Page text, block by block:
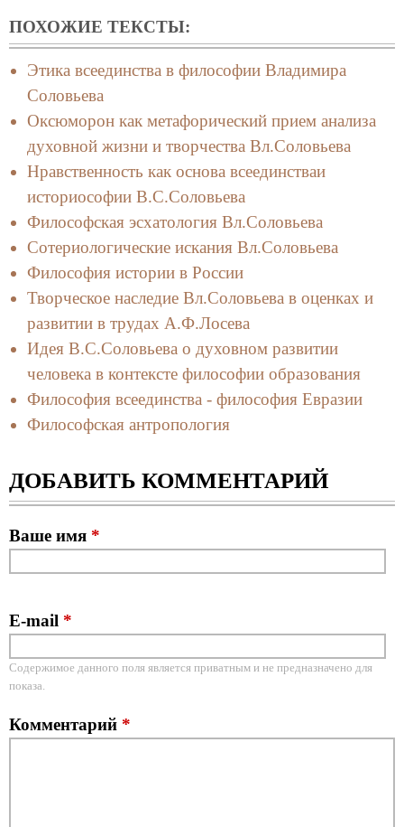
ПОХОЖИЕ ТЕКСТЫ:
Этика всеединства в философии Владимира
Соловьева
Оксюморон как метафорический прием анализа
духовной жизни и творчества Вл.Соловьева
Нравственность как основа всеединстваи
историософии В.С.Соловьева
Философская эсхатология Вл.Соловьева
Сотериологические искания Вл.Соловьева
Философия истории в России
Творческое наследие Вл.Соловьева в оценках и
развитии в трудах А.Ф.Лосева
Идея В.С.Соловьева о духовном развитии
человека в контексте философии образования
Философия всеединства - философия Евразии
Философская антропология
ДОБАВИТЬ КОММЕНТАРИЙ
Ваше имя *
E-mail *
Содержимое данного поля является приватным и не предназначено для
показа.
Комментарий *